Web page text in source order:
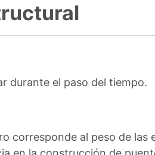
durante el paso del tiempo.
corresponde al peso de